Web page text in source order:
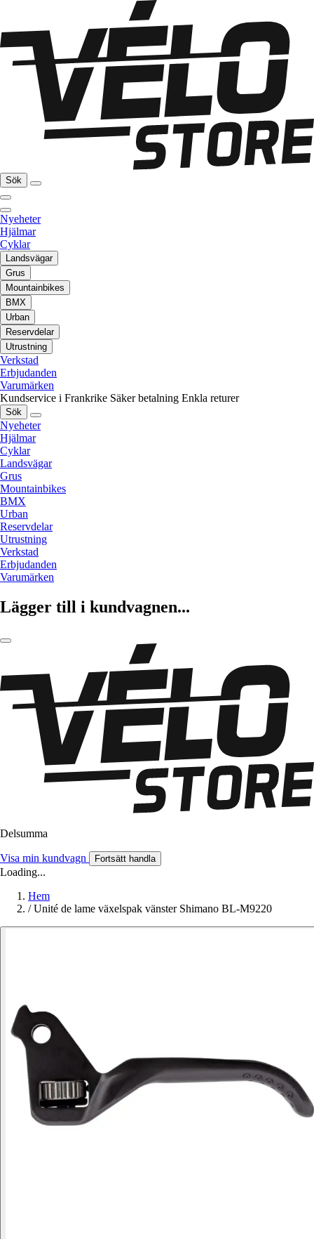
Sök
Nyeheter
Hjälmar
Cyklar
Landsvägar
Grus
Mountainbikes
BMX
Urban
Reservdelar
Utrustning
Verkstad
Erbjudanden
Varumärken
Kundservice i Frankrike Säker betalning Enkla returer
Sök
Nyeheter
Hjälmar
Cyklar
Landsvägar
Grus
Mountainbikes
BMX
Urban
Reservdelar
Utrustning
Verkstad
Erbjudanden
Varumärken
Lägger till i kundvagnen...
Delsumma
Visa min kundvagn Fortsätt handla
Loading...
Hem
/ Unité de lame växelspak vänster Shimano BL-M9220